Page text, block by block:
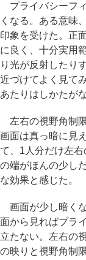
プライバシーフ
くなる。ある意味
印象を受けた。正
に良く、十分実用
り光が反射したり
近づけてよく見て
あたりはしかたが
左右の視野角制
画面は真っ暗に見
て、1人分だけ左
の端がほんの少し
な効果と感じた。
画面が少し暗く
面から見ればプラ
立たない。左右の
の映りと視野角制